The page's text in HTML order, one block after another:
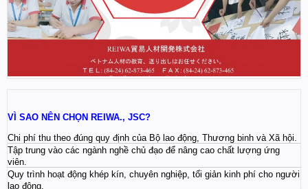
VÌ SAO NÊN CHỌN REIWA., JSC?
Chi phí thu theo đúng quy định của Bộ lao động, Thương binh và Xã hội.
Tập trung vào các ngành nghề chủ đạo để nâng cao chất lượng ứng
viên.
Quy trình hoạt động khép kín, chuyên nghiệp, tối giản kinh phí cho người
lao động.